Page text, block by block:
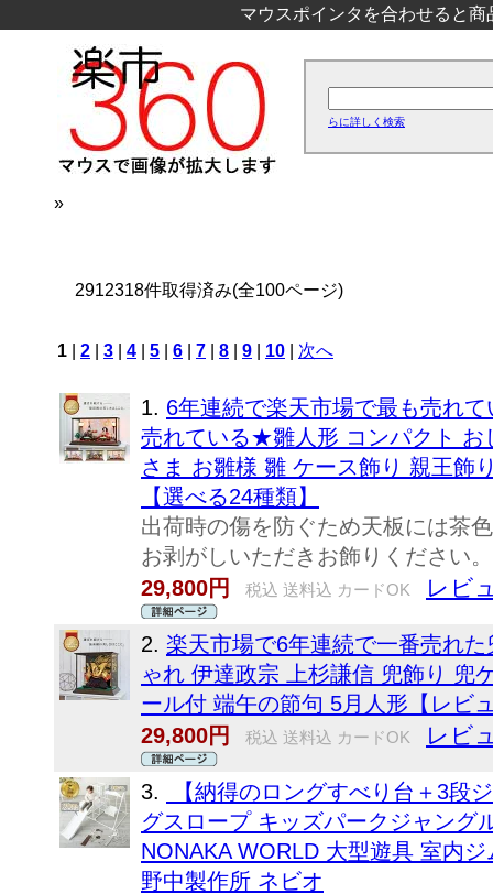
マウスポインタを合わせると
らに詳しく検索
»
2912318件取得済み(全100ページ)
1 2 3 4 5 6 7 8 9 10 次へ
1. 6年連続で楽天市場で最も売れ
売れている★雛人形 コンパクト お
さま お雛様 雛 ケース飾り 親王飾
【選べる24種類】
出荷時の傷を防ぐため天板には茶
お剥がしいただきお飾りください。
29,800円
税込 送料込 カードOK レビ
2. 楽天市場で6年連続で一番売れ
ゃれ 伊達政宗 上杉謙信 兜飾り 兜
ール付 端午の節句 5月人形【レビ
29,800円
税込 送料込 カードOK レビ
3.
【納得のロングすべり台＋3段
グスロープ キッズパークジャング
NONAKA WORLD 大型遊具 室内
野中製作所 ネビオ